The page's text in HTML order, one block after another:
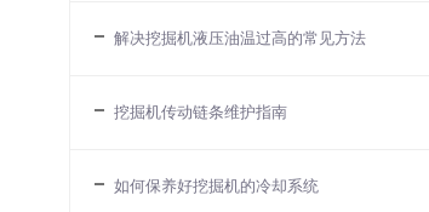
解决挖掘机液压油温过高的常见方法
挖掘机传动链条维护指南
如何保养好挖掘机的冷却系统